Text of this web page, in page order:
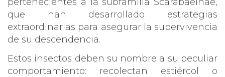
pertenecientes a la subfamilia Scarabaeinae,
que han desarrollado estrategias
extraordinarias para asegurar la supervivencia
de su descendencia.
Estos insectos deben su nombre a su peculiar
comportamiento: recolectan estiércol o